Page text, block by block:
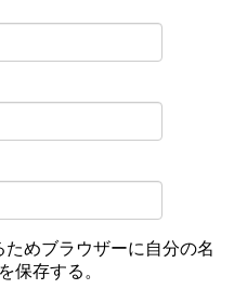
めブラウザーに自分の名
保存する。